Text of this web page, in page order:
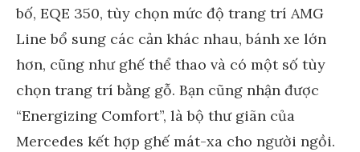
bố, EQE 350, tùy chọn mức độ trang trí AMG
Line bổ sung các cản khác nhau, bánh xe lớn
hơn, cũng như ghế thể thao và có một số tùy
chọn trang trí bằng gỗ. Bạn cũng nhận được
“Energizing Comfort”, là bộ thư giãn của
Mercedes kết hợp ghế mát-xa cho người ngồi.